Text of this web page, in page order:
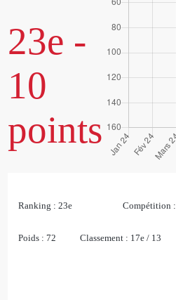
23e -
10
points
Ranking :23e Compétition :
Poids :72 Classement : 17e / 13